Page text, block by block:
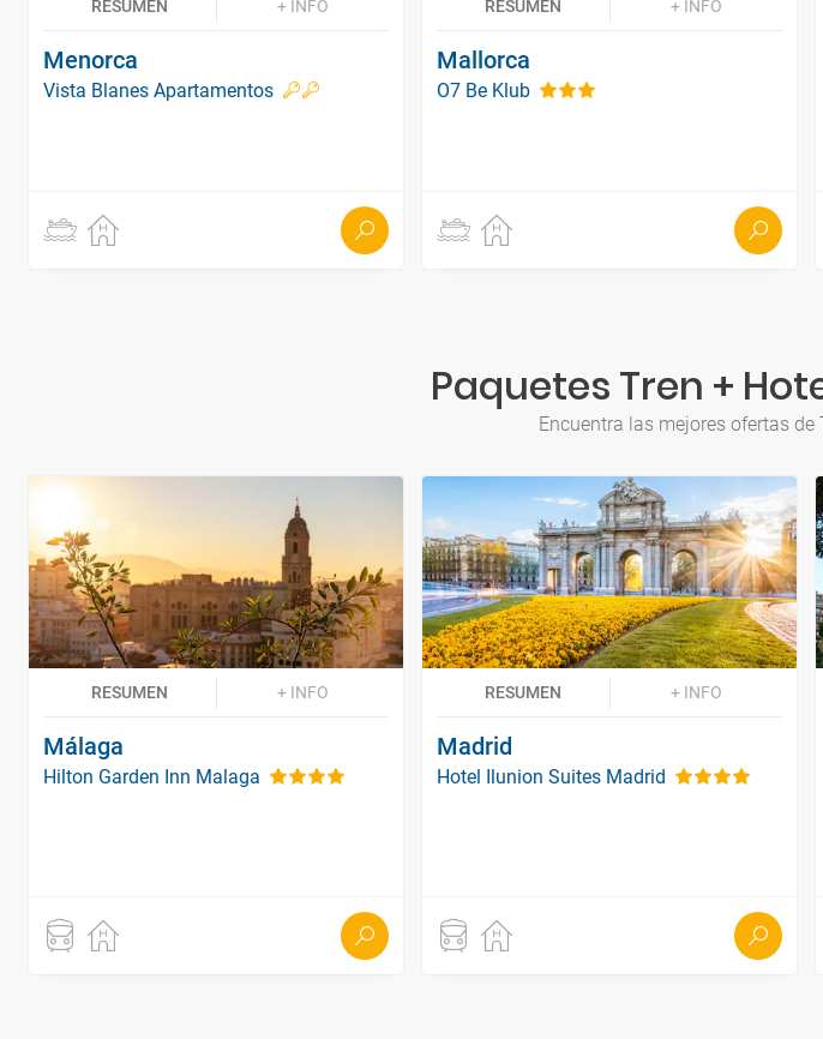
RESUMEN + INFO
Menorca
Vista Blanes Apartamentos
RESUMEN + INFO
Mallorca
O7 Be Klub
Paquetes Tren +
Encuentra las mejores ofertas
RESUMEN + INFO
Málaga
Hilton Garden Inn Malaga
RESUMEN + INFO
Madrid
Hotel Ilunion Suites Madrid